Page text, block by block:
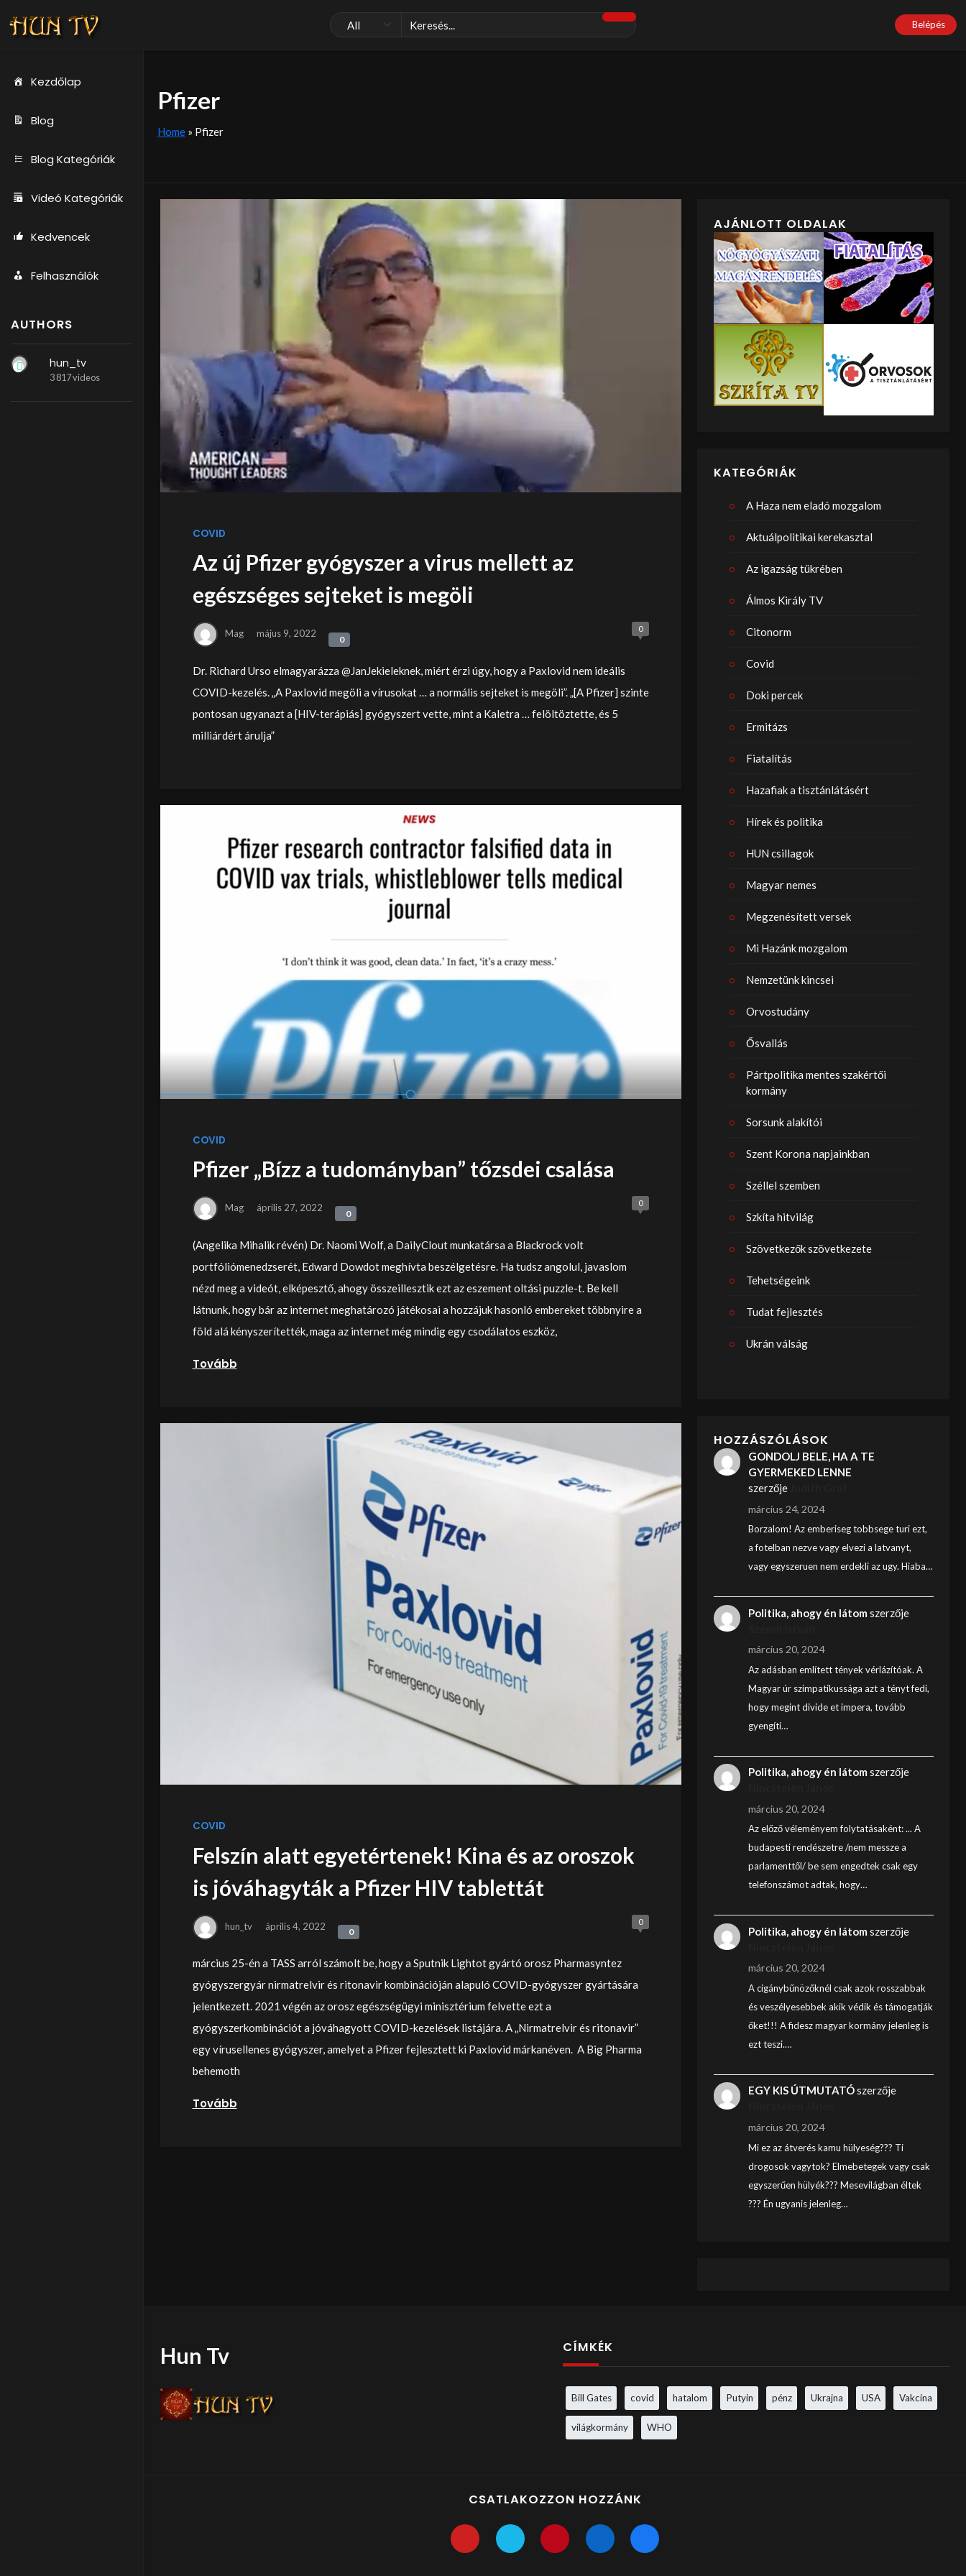
Belépés
Kezdőlap
Blog
Blog Kategóriák
Videó Kategóriák
Kedvencek
Felhasználók
AUTHORS
hun_tv
3 817 videos
Pfizer
Home» Pfizer
COVID
Az új Pfizer gyógyszer a virus mellett az
egészséges sejteket is megöli
Mag május 9, 2022
0
0
Dr. Richard Urso elmagyarázza @JanJekieleknek, miért érzi úgy, hogy a Paxlovid nem ideális
COVID-kezelés. „A Paxlovid megöli a vírusokat … a normális sejteket is megöli”. „[A Pfizer] szinte
pontosan ugyanazt a [HIV-terápiás] gyógyszert vette, mint a Kaletra … felöltöztette, és 5
milliárdért árulja”
COVID
Pfizer „Bízz a tudományban” tőzsdei csalása
Mag április 27, 2022
0
0
(Angelika Mihalik révén) Dr. Naomi Wolf, a DailyClout munkatársa a Blackrock volt
portfóliómenedzserét, Edward Dowdot meghívta beszélgetésre. Ha tudsz angolul, javaslom
nézd meg a videót, elképesztő, ahogy összeillesztik ezt az eszement oltási puzzle-t. Be kell
látnunk, hogy bár az internet meghatározó játékosai a hozzájuk hasonló embereket többnyire a
föld alá kényszerítették, maga az internet még mindig egy csodálatos eszköz,
Tovább
COVID
Felszín alatt egyetértenek! Kina és az oroszok
is jóváhagyták a Pfizer HIV tablettát
hun_tv április 4, 2022
0
0
március 25-én a TASS arról számolt be, hogy a Sputnik Lightot gyártó orosz Pharmasyntez
gyógyszergyár nirmatrelvir és ritonavir kombinációján alapuló COVID-gyógyszer gyártására
jelentkezett. 2021 végén az orosz egészségügyi minisztérium felvette ezt a
gyógyszerkombinációt a jóváhagyott COVID-kezelések listájára. A „Nirmatrelvir és ritonavir”
egy vírusellenes gyógyszer, amelyet a Pfizer fejlesztett ki Paxlovid márkanéven. A Big Pharma
behemoth
Tovább
AJÁNLOTT OLDALAK
KATEGÓRIÁK
A Haza nem eladó mozgalom
Aktuálpolitikai kerekasztal
Az igazság tükrében
Álmos Király TV
Citonorm
Covid
Doki percek
Ermitázs
Fiatalítás
Hazafiak a tisztánlátásért
Hírek és politika
HUN csillagok
Magyar nemes
Megzenésített versek
Mi Hazánk mozgalom
Nemzetünk kincsei
Orvostudány
Ősvallás
Pártpolitika mentes szakértői
kormány
Sorsunk alakítói
Szent Korona napjainkban
Széllel szemben
Szkíta hitvilág
Szövetkezők szövetkezete
Tehetségeink
Tudat fejlesztés
Ukrán válság
HOZZÁSZÓLÁSOK
GONDOLJ BELE, HA A TE
GYERMEKED LENNE
szerzője
március 24, 2024
Borzalom! Az emberiseg tobbsege turi ezt,
a fotelban nezve vagy elvezi a latvanyt,
vagy egyszeruen nem erdekli az ugy. Hiaba…
Politika, ahogy én látom szerzője
március 20, 2024
Az adásban említett tények vérlázítóak. A
Magyar úr szimpatikussága azt a tényt fedi,
hogy megint divide et impera, tovább
gyengíti…
Politika, ahogy én látom szerzője
március 20, 2024
Az előző véleményem folytatásaként: ... A
budapesti rendészetre /nem messze a
parlamenttől/ be sem engedtek csak egy
telefonszámot adtak, hogy…
Politika, ahogy én látom szerzője
március 20, 2024
A cigánybűnözőknél csak azok rosszabbak
és veszélyesebbek akik védik és támogatják
őket!!! A fidesz magyar kormány jelenleg is
ezt teszi.…
EGY KIS ÚTMUTATÓszerzője
március 20, 2024
Mi ez az átverés kamu hülyeség??? Ti
drogosok vagytok? Elmebetegek vagy csak
egyszerűen hülyék??? Mesevilágban éltek
??? Én ugyanis jelenleg…
Hun Tv CÍMKÉK
Bill Gates covid hatalom Putyin pénz Ukrajna USA Vakcina
világkormány WHO
CSATLAKOZZON HOZZÁNK